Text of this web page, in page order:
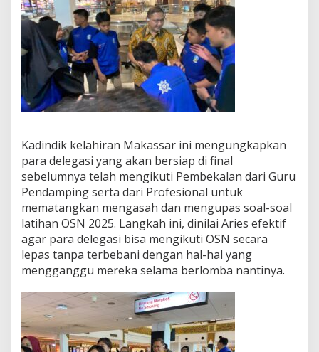
Kadindik kelahiran Makassar ini mengungkapkan
para delegasi yang akan bersiap di final
sebelumnya telah mengikuti Pembekalan dari Guru
Pendamping serta dari Profesional untuk
mematangkan mengasah dan mengupas soal-soal
latihan OSN 2025. Langkah ini, dinilai Aries efektif
agar para delegasi bisa mengikuti OSN secara
lepas tanpa terbebani dengan hal-hal yang
mengganggu mereka selama berlomba nantinya.